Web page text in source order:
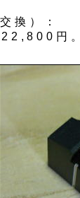
換）：
22,800円